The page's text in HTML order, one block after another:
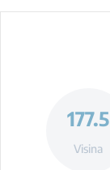
177.5
Visina